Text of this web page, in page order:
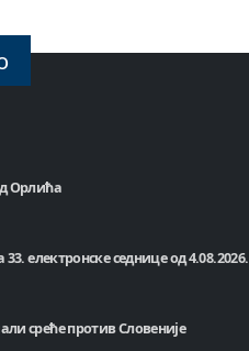
Орлића
електронске седнице од 4.08.2026.
среће против Словеније